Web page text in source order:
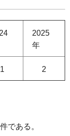
2025
年
1 2
である。